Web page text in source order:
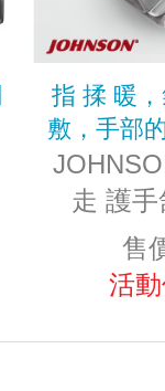
指 揉 暖
敷，手部
走 護
售
活